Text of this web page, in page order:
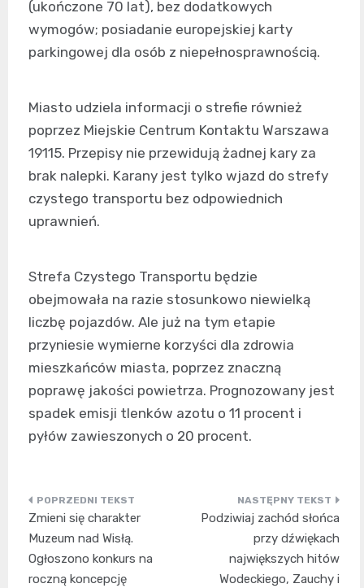
(ukończone 70 lat), bez dodatkowych
wymogów; posiadanie europejskiej karty
parkingowej dla osób z niepełnosprawnością.
Miasto udziela informacji o strefie również
poprzez Miejskie Centrum Kontaktu Warszawa
19115. Przepisy nie przewidują żadnej kary za
brak nalepki. Karany jest tylko wjazd do strefy
czystego transportu bez odpowiednich
uprawnień.
Strefa Czystego Transportu będzie
obejmowała na razie stosunkowo niewielką
liczbę pojazdów. Ale już na tym etapie
przyniesie wymierne korzyści dla zdrowia
mieszkańców miasta, poprzez znaczną
poprawę jakości powietrza. Prognozowany jest
spadek emisji tlenków azotu o 11 procent i
pyłów zawieszonych o 20 procent.
Nawigacja
wpisu
Zmieni się charakter
Muzeum nad Wisłą.
Ogłoszono konkurs na
roczną koncepcję
Podziwiaj zachód słońca
przy dźwiękach
największych hitów
Wodeckiego, Zauchy i